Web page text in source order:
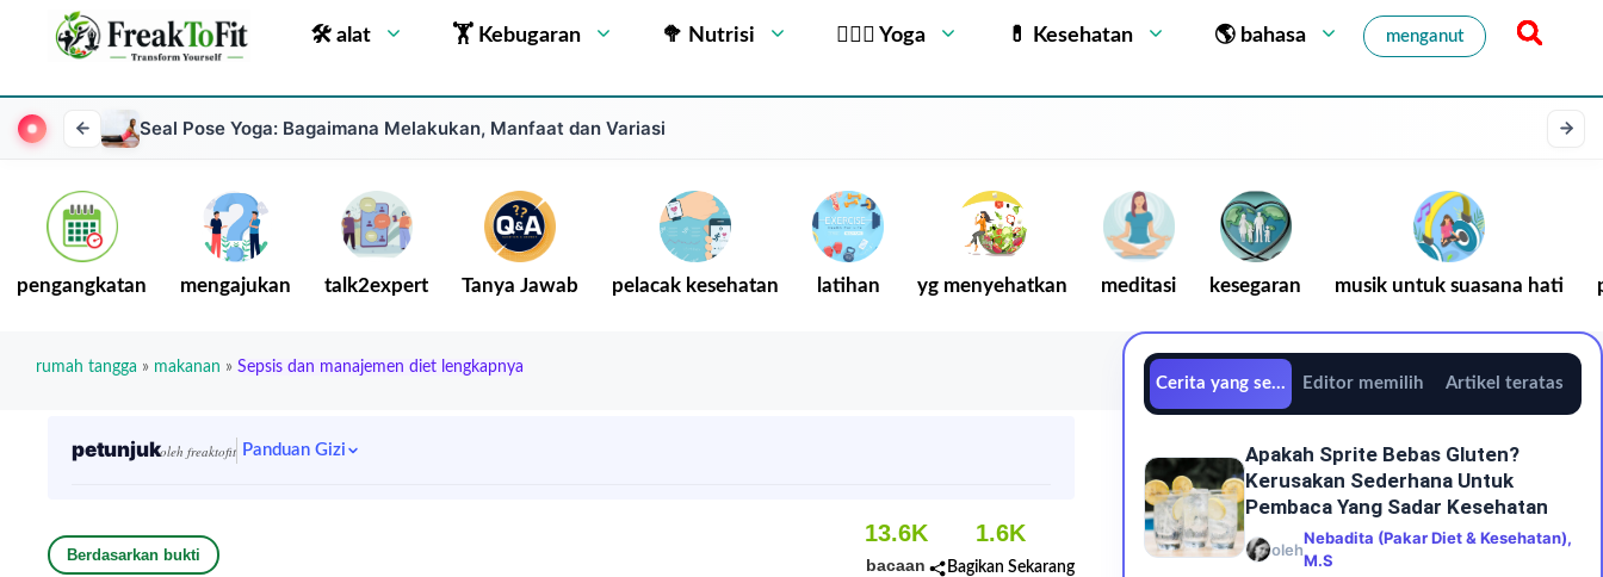
🛠 alat 🏋 Kebugaran 🥦 Nutrisi 🧘🏻‍♂️ Yoga 💊 Kesehatan 🌎 bahasa menganut
Seal Pose Yoga: Bagaimana Melakukan, Manfaat dan Variasi
pengangkatan mengajukan talk2expert Tanya Jawab pelacak kesehatan latihan yg menyehatkan meditasi kesegaran musik untuk suasana hati
rumah tangga » makanan » Sepsis dan manajemen diet lengkapnya
petunjukoleh freaktofit Panduan Gizi
Berdasarkan bukti
13.6K
bacaan
1.6K
Bagikan Sekarang
Cerita yang sedang trenEditor memilih Artikel teratas
Apakah Sprite Bebas Gluten?
Kerusakan Sederhana Untuk
Pembaca Yang Sadar Kesehatan
oleh
Nebadita (Pakar Diet & Kesehatan),
M.S